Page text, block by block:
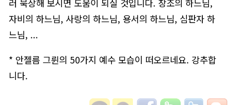
러 묵상해 보시면 도움이 되실 것입니다. 창조의 하느님,
자비의 하느님, 사랑의 하느님, 용서의 하느님, 심판자 하
느님, ...
* 안젤름 그륀의 50가지 예수 모습이 떠오르네요. 강추합
니다.